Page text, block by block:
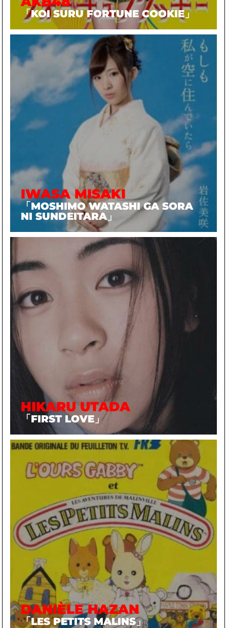
「KOI SURU FORTUNE COOKIE」
IWASA MISAKI
「MOSHIMO WATASHI GA SORA
NI SUNDEITARA」
HIKARU UTADA
「FIRST LOVE」
DANIÈLE HAZAN
「LES PETITS MALINS」